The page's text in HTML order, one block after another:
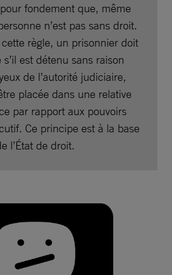
fondement que, même
n’est pas sans droit.
règle, un prisonnier doit
est détenu sans raison
de l’autorité judiciaire,
placée dans une relative
par rapport aux pouvoirs
Ce principe est à la base
l’État de droit.